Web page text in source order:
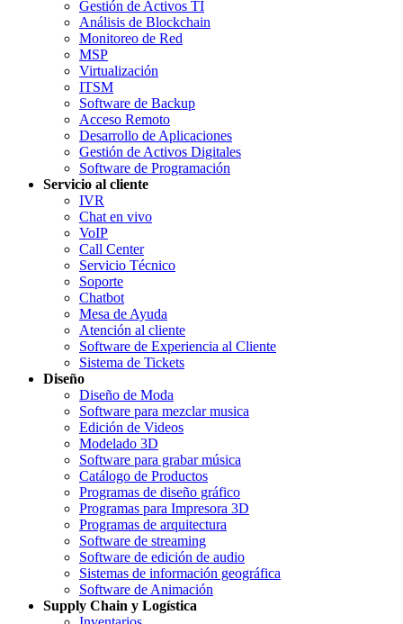
Gestión de Activos TI
Análisis de Blockchain
Monitoreo de Red
MSP
Virtualización
ITSM
Software de Backup
Acceso Remoto
Desarrollo de Aplicaciones
Gestión de Activos Digitales
Software de Programación
Servicio al cliente
IVR
Chat en vivo
VoIP
Call Center
Servicio Técnico
Soporte
Chatbot
Mesa de Ayuda
Atención al cliente
Software de Experiencia al Cliente
Sistema de Tickets
Diseño
Diseño de Moda
Software para mezclar musica
Edición de Videos
Modelado 3D
Software para grabar música
Catálogo de Productos
Programas de diseño gráfico
Programas para Impresora 3D
Programas de arquitectura
Software de streaming
Software de edición de audio
Sistemas de información geográfica
Software de Animación
Supply Chain y Logística